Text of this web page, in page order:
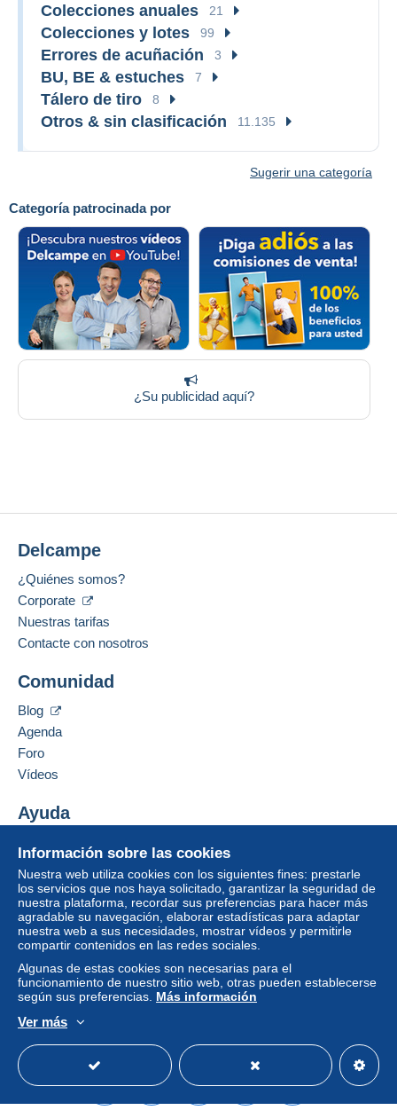
Categoría patrocinada por
¿Su publicidad aquí?
Colecciones anuales 21
Colecciones y lotes 99
Errores de acuñación 3
BU, BE & estuches 7
Tálero de tiro 8
Otros & sin clasificación 11.135
Sugerir una categoría
Información sobre las cookies
Nuestra web utiliza cookies con los siguientes fines: prestarle
los servicios que nos haya solicitado, garantizar la seguridad de
nuestra plataforma, recordar sus preferencias para hacer más
agradable su navegación, elaborar estadísticas para adaptar
nuestra web a sus necesidades, mostrar vídeos y permitirle
compartir contenidos en las redes sociales.
Algunas de estas cookies son necesarias para el
funcionamiento de nuestro sitio web, otras pueden establecerse
según sus preferencias. Más información
Ver más
Delcampe
¿Quiénes somos?
Corporate
Nuestras tarifas
Contacte con nosotros
Comunidad
Blog
Agenda
Foro
Vídeos
Ayuda
Comprar en Delcampe
Vender en Delcampe
Una página securizada